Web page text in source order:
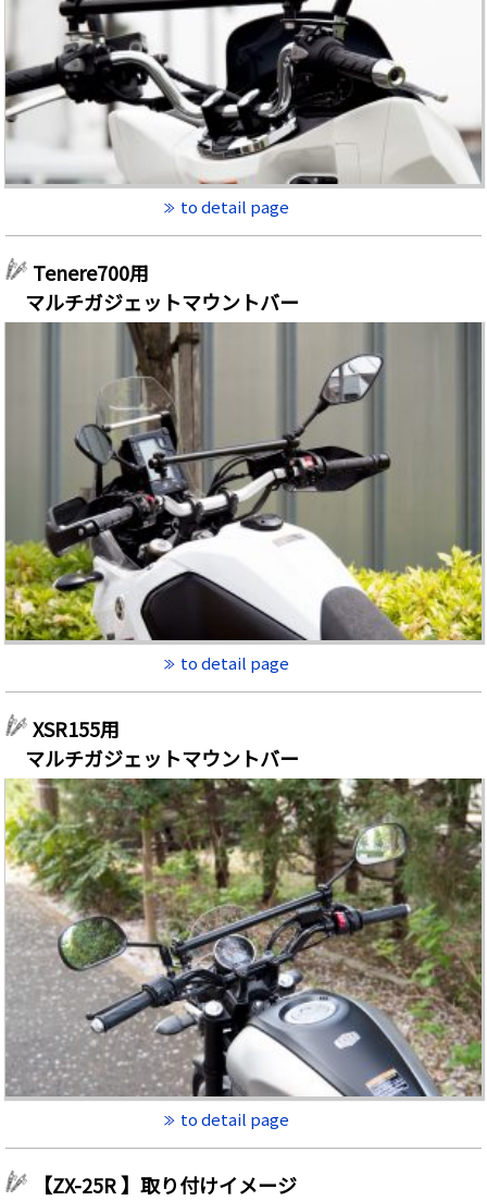
to detail page
Tenere700用
マルチガジェットマウントバー
to detail page
XSR155用
マルチガジェットマウントバー
to detail page
【ZX-25R 】取り付けイメージ